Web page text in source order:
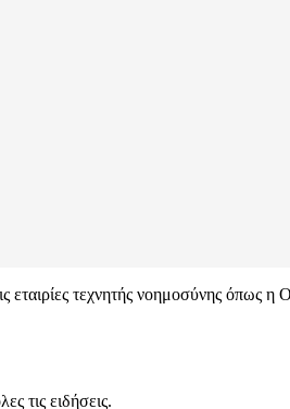
τεχνητής νοημοσύνης όπως
τις ειδήσεις.